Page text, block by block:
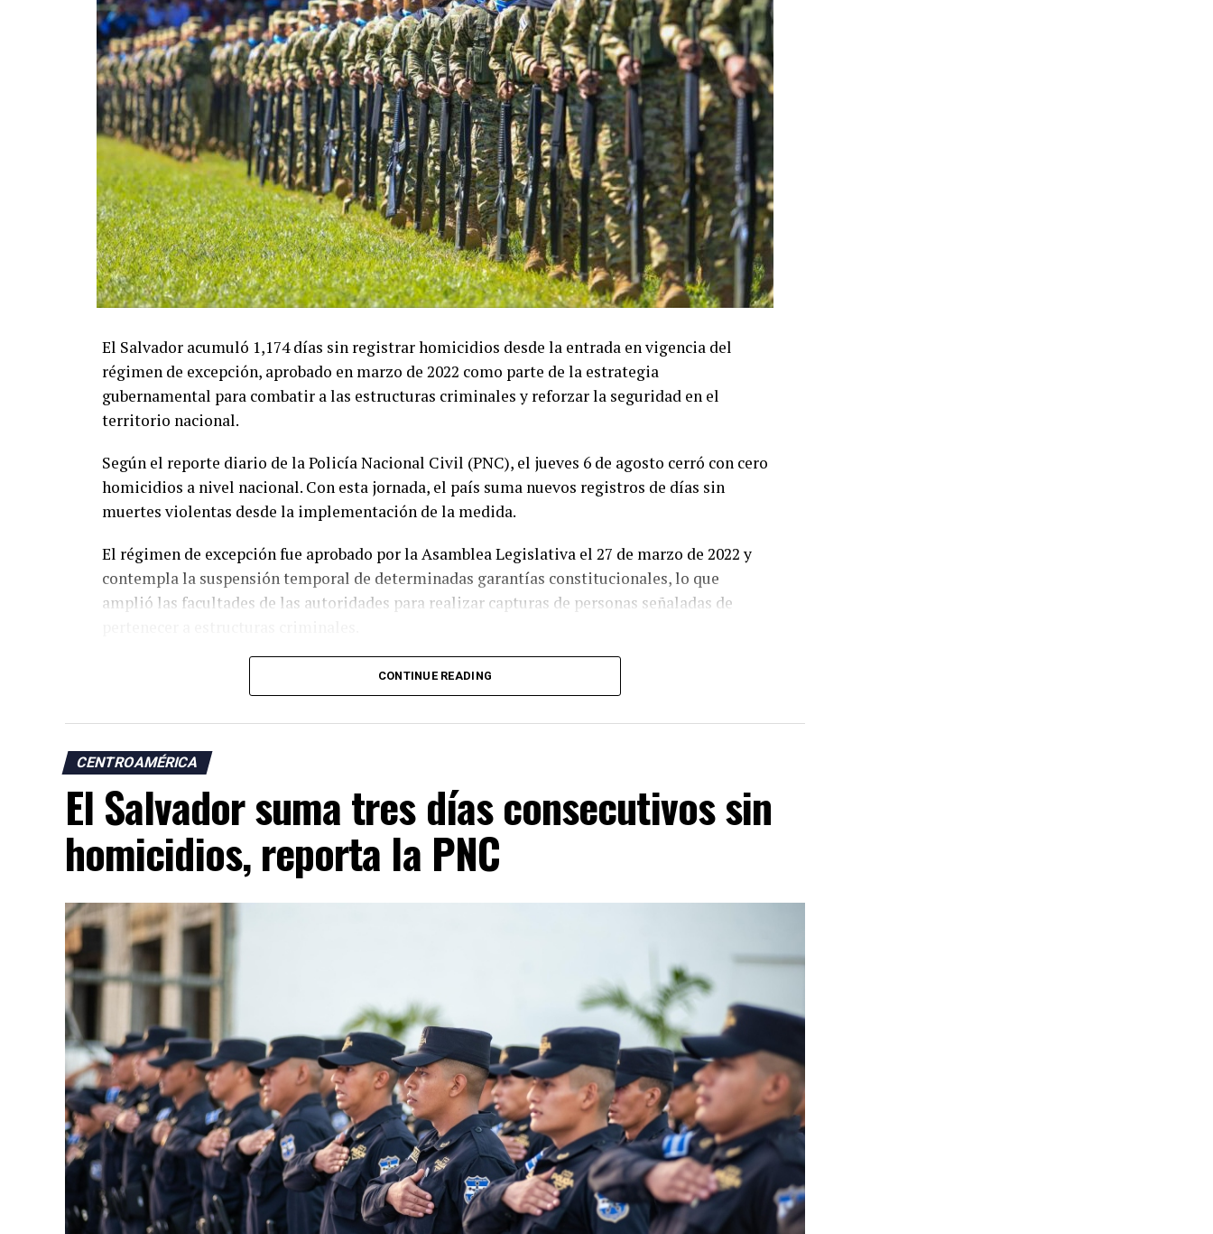
El Salvador acumuló 1,174 días sin registrar homicidios desde la entrada en vigencia del
régimen de excepción, aprobado en marzo de 2022 como parte de la estrategia
gubernamental para combatir a las estructuras criminales y reforzar la seguridad en el
territorio nacional.
Según el reporte diario de la Policía Nacional Civil (PNC), el jueves 6 de agosto cerró con cero
homicidios a nivel nacional. Con esta jornada, el país suma nuevos registros de días sin
muertes violentas desde la implementación de la medida.
El régimen de excepción fue aprobado por la Asamblea Legislativa el 27 de marzo de 2022 y
contempla la suspensión temporal de determinadas garantías constitucionales, lo que
amplió las facultades de las autoridades para realizar capturas de personas señaladas de
Las autoridades atribuyen a esta estrategia una reducción significativa de los homicidios y
de otros delitos como las extorsiones y los robos.
muestran una tendencia descendente en los homicidios. Durante su administración, la PNC
ADVERTISEMENT
La tendencia también se mantiene durante 2026. En lo que va del año, las autoridades
reportan 185 días sin homicidios, mientras que 2025 también cerró con indicadores
favorables en materia de seguridad.
El ministro de Seguridad, Gustavo Villatoro, ha reiterado que el Gobierno mantendrá las
acciones para localizar y capturar a integrantes de estructuras criminales que aún
permanezcan activos.
“Todos aquellos que pretendan continuar con esa cultura de muerte que las pandillas
impusieron en el pasado, sepan que ahora tenemos un Estado que será implacable en hacer
CONTINUE READING
CENTROAMÉRICA
El Salvador suma tres días consecutivos sin
homicidios, reporta la PNC